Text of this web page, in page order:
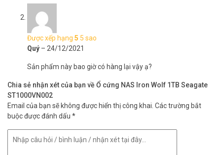
Được xếp hạng 5 5 sao
Quý – 24/12/2021
Sản phẩm này bao giờ có hàng lại vậy ạ?
Chia sẻ nhận xét của bạn về Ổ cứng NAS Iron Wolf 1TB Seagate
ST1000VN002
Email của bạn sẽ không được hiển thị công khai. Các trường bắt
buộc được đánh dấu *